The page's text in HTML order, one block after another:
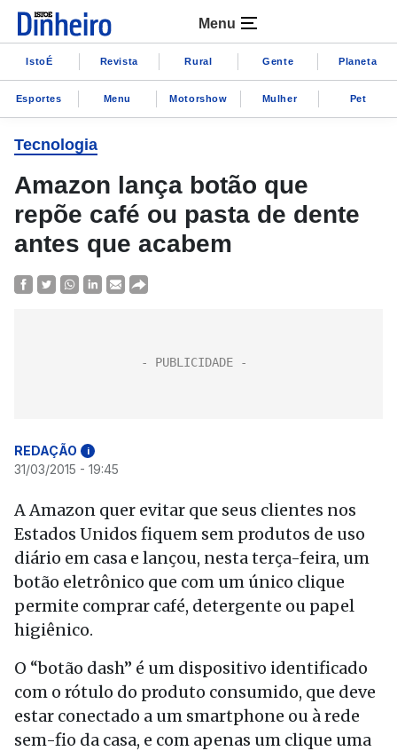
Menu
IstoÉ Revista Rural Gente Planeta
Esportes Menu Motorshow Mulher Pet
Tecnologia
Amazon lança botão que
repõe café ou pasta de dente
antes que acabem
REDAÇÃO i
31/03/2015 - 19:45
A Amazon quer evitar que seus clientes nos
Estados Unidos fiquem sem produtos de uso
diário em casa e lançou, nesta terça-feira, um
botão eletrônico que com um único clique
permite comprar café, detergente ou papel
higiênico.
O “botão dash” é um dispositivo identificado
com o rótulo do produto consumido, que deve
estar conectado a um smartphone ou à rede
sem-fio da casa, e com apenas um clique uma